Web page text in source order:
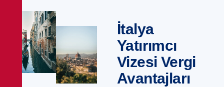
İtalya
Yatırımcı
Vizesi Vergi
Avantajları